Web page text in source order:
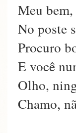
Meu
No poste
Procuro
E você
Olho,
Chamo,